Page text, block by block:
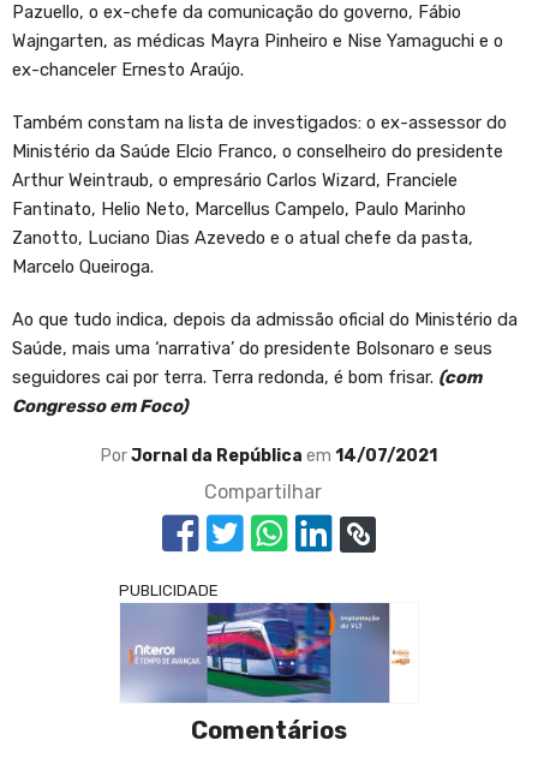
Pazuello, o ex-chefe da comunicação do governo, Fábio
Wajngarten, as médicas Mayra Pinheiro e Nise Yamaguchi e o
ex-chanceler Ernesto Araújo.
Também constam na lista de investigados: o ex-assessor do
Ministério da Saúde Elcio Franco, o conselheiro do presidente
Arthur Weintraub, o empresário Carlos Wizard, Franciele
Fantinato, Helio Neto, Marcellus Campelo, Paulo Marinho
Zanotto, Luciano Dias Azevedo e o atual chefe da pasta,
Marcelo Queiroga.
Ao que tudo indica, depois da admissão oficial do Ministério da
Saúde, mais uma ‘narrativa’ do presidente Bolsonaro e seus
seguidores cai por terra. Terra redonda, é bom frisar. (com
Congresso em Foco)
PorJornal da República em 14/07/2021
Compartilhar
PUBLICIDADE
Comentários